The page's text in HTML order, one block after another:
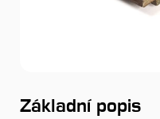
Základní popis